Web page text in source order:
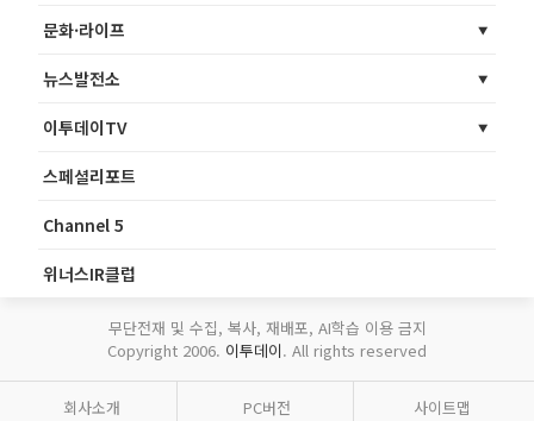
문화·라이프
뉴스발전소
이투데이TV
스페셜리포트
Channel 5
위너스IR클럽
무단전재 및 수집, 복사, 재배포, AI학습 이용 금지
Copyright 2006. 이투데이. All rights reserved
회사소개 PC버전 사이트맵